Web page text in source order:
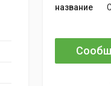
название